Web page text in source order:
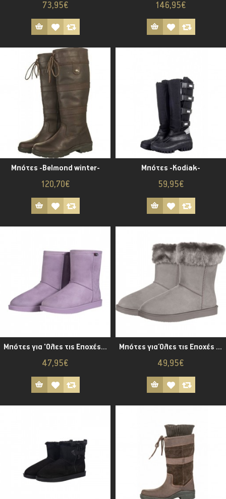
73,95€ 146,95€
Μπότες -Belmond winter-
120,70€
Μπότες -Kodiak-
59,95€
Μπότες για 'Ολες τις Εποχές - Davos -
47,95€
Μπότες για Όλες τις Εποχές - Davos Fur -
49,95€